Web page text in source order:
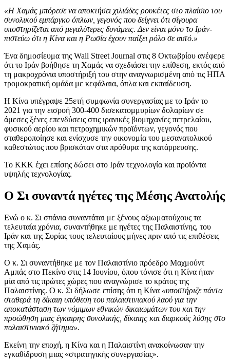
«Η Χαμάς μπόρεσε να αποκτήσει χιλιάδες ρουκέτες στο πλαίσιο του
συνολικού εμπάργκο όπλων, γεγονός που δείχνει ότι σίγουρα
υποστηρίζεται από μεγαλύτερες δυνάμεις. Δεν είναι μόνο το Ιράν-
πιστεύω ότι η Κίνα και η Ρωσία έχουν παίξει ρόλο σε αυτό.»
Ένα δημοσίευμα της Wall Street Journal στις 8 Οκτωβρίου ανέφερε
ότι το Ιράν βοήθησε τη Χαμάς να σχεδιάσει την επίθεση, εκτός από
τη μακροχρόνια υποστήριξή του στην αναγνωρισμένη από τις ΗΠΑ
τρομοκρατική ομάδα με κεφάλαια, όπλα και εκπαίδευση.
Η Κίνα υπέγραψε 25ετή συμφωνία συνεργασίας με το Ιράν το
2021 για την εισροή 300-400 δισεκατομμυρίων δολαρίων σε
άμεσες ξένες επενδύσεις στις ιρανικές βιομηχανίες πετρελαίου,
φυσικού αερίου και πετροχημικών προϊόντων, γεγονός που
σταθεροποίησε και ενίσχυσε την οικονομία του μεσανατολικού
καθεστώτος που βρισκόταν στα πρόθυρα της κατάρρευσης.
Το ΚΚΚ έχει επίσης δώσει στο Ιράν τεχνολογία και προϊόντα
υψηλής τεχνολογίας.
Ο Σι συναντά ηγέτες της Μέσης Ανατολής
Ενώ ο κ. Σι σπάνια συναντάται με ξένους αξιωματούχους τα
τελευταία χρόνια, συναντήθηκε με ηγέτες της Παλαιστίνης, του
Ιράν και της Συρίας τους τελευταίους μήνες πριν από τις επιθέσεις
της Χαμάς.
Ο κ. Σι συναντήθηκε με τον Παλαιστίνιο πρόεδρο Μαχμούντ
Αμπάς στο Πεκίνο στις 14 Ιουνίου, όπου τόνισε ότι η Κίνα ήταν
μία από τις πρώτες χώρες που αναγνώρισε το κράτος της
Παλαιστίνης. Ο κ. Σι δήλωσε επίσης ότι η Κίνα «υποστήριζε πάντα
σταθερά τη δίκαιη υπόθεση του παλαιστινιακού λαού για την
αποκατάσταση των νόμιμων εθνικών δικαιωμάτων του και την
προώθηση μιας έγκαιρης συνολικής, δίκαιης και διαρκούς λύσης στο
παλαιστινιακό ζήτημα».
Εκείνη την εποχή, η Κίνα και η Παλαιστίνη ανακοίνωσαν την
εγκαθίδρυση μιας «στρατηγικής συνεργασίας».